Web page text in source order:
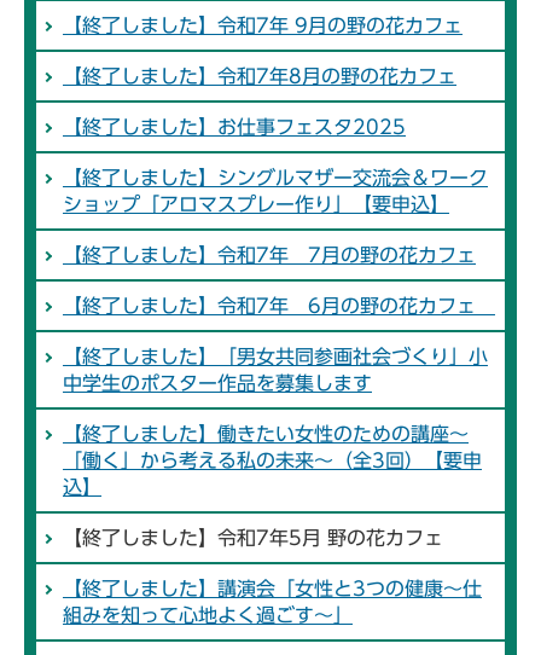
【終了しました】令和7年 9月の野の花カフェ
【終了しました】令和7年8月の野の花カフェ
【終了しました】お仕事フェスタ2025
【終了しました】シングルマザー交流会＆ワーク
ショップ「アロマスプレー作り」【要申込】
【終了しました】令和7年 7月の野の花カフェ
【終了しました】令和7年 6月の野の花カフェ
【終了しました】「男女共同参画社会づくり」小
中学生のポスター作品を募集します
【終了しました】働きたい女性のための講座～
「働く」から考える私の未来～（全3回）【要申
込】
【終了しました】令和7年5月 野の花カフェ
【終了しました】講演会「女性と3つの健康～仕
組みを知って心地よく過ごす～」